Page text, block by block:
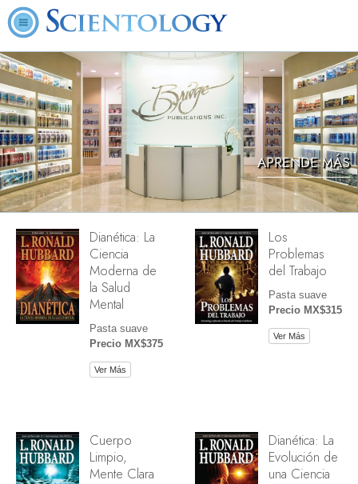
APRENDE MÁS
Dianética: La
Ciencia
Moderna de
la Salud
Mental
Pasta suave
Precio MX$375
Ver Más
Los
Problemas
del Trabajo
Pasta suave
Precio MX$315
Ver Más
Cuerpo
Limpio,
Mente Clara
Dianética: La
Evolución de
una Ciencia